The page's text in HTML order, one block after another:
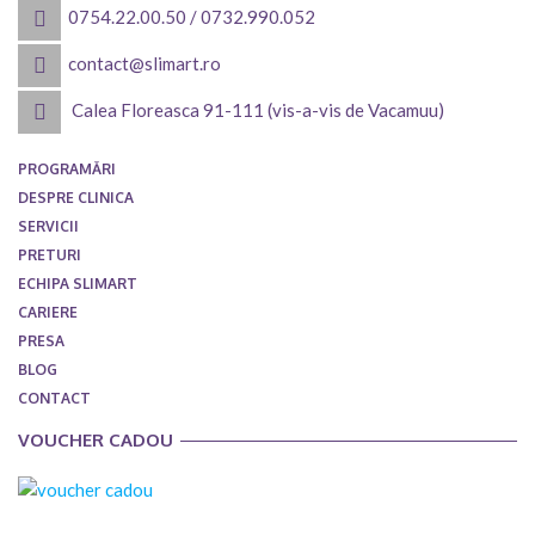
0754.22.00.50 /0732.990.052
contact@slimart.ro
Calea Floreasca 91-111 (vis-a-vis de Vacamuu)
PROGRAMĂRI
DESPRE CLINICA
SERVICII
PRETURI
ECHIPA SLIMART
CARIERE
PRESA
BLOG
CONTACT
VOUCHER CADOU